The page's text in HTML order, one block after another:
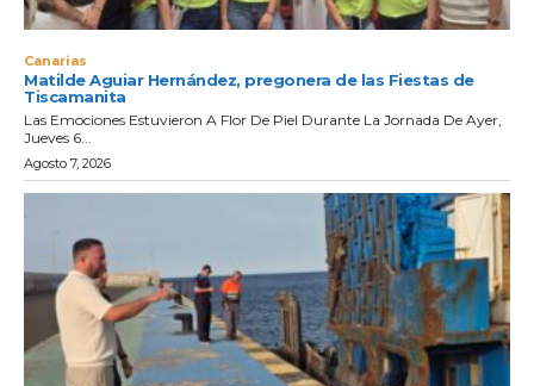
Canarias
Matilde Aguiar Hernández, pregonera de las Fiestas de
Tiscamanita
Las Emociones Estuvieron A Flor De Piel Durante La Jornada De Ayer,
Jueves 6...
Agosto 7, 2026